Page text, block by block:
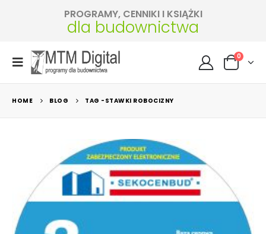
PROGRAMY, CENNIKI I KSIĄŻKI
dla budownictwa
0
HOME BLOG TAG - STAWKI ROBOCIZNY